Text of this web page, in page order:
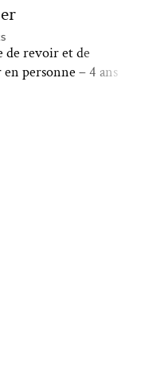
de revoir et de
personne – 4 ans